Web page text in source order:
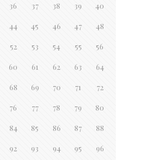
36 37 38 39 40
44 45 46 47 48
52 53 54 55 56
60 61 62 63 64
68 69 70 71 72
76 77 78 79 80
84 85 86 87 88
92 93 94 95 96